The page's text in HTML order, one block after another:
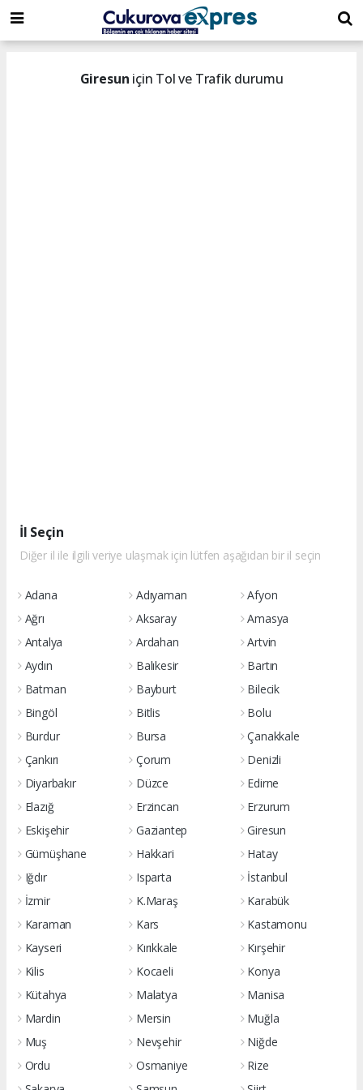
dini
chat
islami
chat
islami
sohbetler
Giresun için Tol ve Trafik durumu
İl Seçin
Diğer il ile ilgili veriye ulaşmak için lütfen aşağıdan bir il seçin
Adana Adıyaman
Afyon
Ağrı
Aksaray
Amasya
Antalya
Ardahan
Artvin
Aydın
Balıkesir
Bartın
Batman
Bayburt
Bilecik
Bingöl
Bitlis
Bolu
Burdur
Bursa
Çanakkale
Çankırı
Çorum
Denizli
Diyarbakır
Düzce
Edirne
Elazığ
Erzincan
Erzurum
Eskişehir
Gaziantep
Giresun
Gümüşhane
Hakkari
Hatay
Iğdır
Isparta
İstanbul
İzmir
K.Maraş
Karabük
Karaman
Kars
Kastamonu
Kayseri
Kırıkkale
Kırşehir
Kilis
Kocaeli
Konya
Kütahya
Malatya
Manisa
Mardin
Mersin
Muğla
Muş
Nevşehir
Niğde
Ordu
Osmaniye
Rize